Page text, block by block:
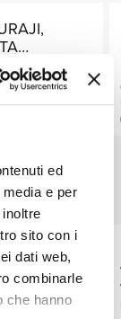
ed
e per
sito con i
dati web,
combinarle
che hanno
DE
VICTOR
etc.
ATMOS
VEDI TUTTI
(The
[Arr.
for